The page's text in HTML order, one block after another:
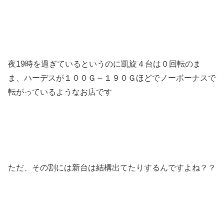
夜19時を過ぎているというのに凱旋４台は０回転のま
ま、ハーデスが１００Ｇ～１９０Ｇほどでノーボーナスで
転がっているようなお店です
ただ、その割には新台は結構出てたりするんですよね？？